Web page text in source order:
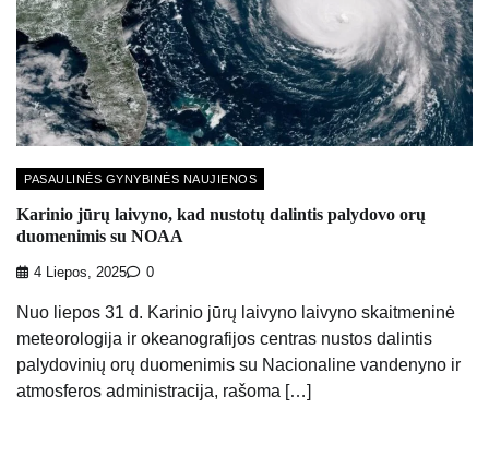
PASAULINĖS GYNYBINĖS NAUJIENOS
Karinio jūrų laivyno, kad nustotų dalintis palydovo orų
duomenimis su NOAA
4 Liepos, 2025 0
Nuo liepos 31 d. Karinio jūrų laivyno laivyno skaitmeninė
meteorologija ir okeanografijos centras nustos dalintis
palydovinių orų duomenimis su Nacionaline vandenyno ir
atmosferos administracija, rašoma […]